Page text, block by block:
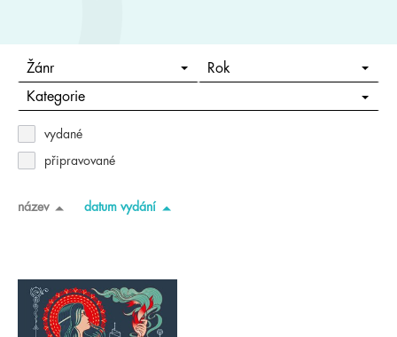
Žánr Rok
Kategorie
vydané
připravované
název datum vydání